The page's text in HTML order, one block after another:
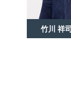
竹川 祥司